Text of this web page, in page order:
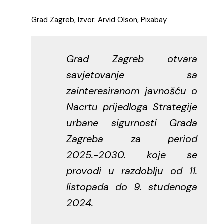
Grad Zagreb, Izvor: Arvid Olson, Pixabay
Grad Zagreb otvara
savjetovanje sa
zainteresiranom javnošću o
Nacrtu prijedloga Strategije
urbane sigurnosti Grada
Zagreba za period
2025.-2030. koje se
provodi u razdoblju od 11.
listopada do 9. studenoga
2024.